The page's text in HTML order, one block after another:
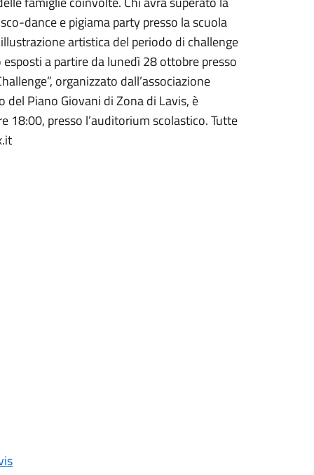
dance e pigiama party presso la scuola
artistica del periodo di challenge
a partire da lunedì 28 ottobre presso
organizzato dall’associazione
del Piano Giovani di Zona di Lavis, è
presso l’auditorium scolastico. Tutte